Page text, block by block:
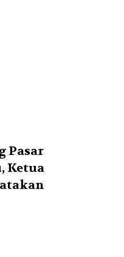
Pasar
Ketua